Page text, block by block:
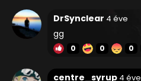
DrSynclear 4 éve
gg
0 0 0
centre_syrup 4 éve